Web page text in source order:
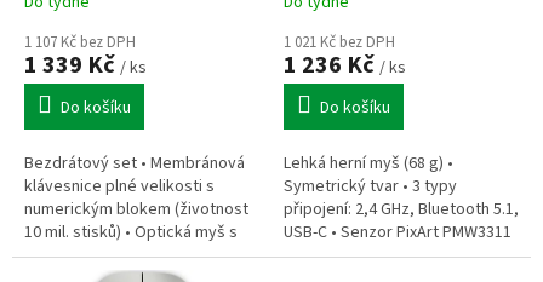
1 107 Kč bez DPH
1 339 Kč / ks
Do košíku
Bezdrátový set • Membránová
klávesnice plné velikosti s
numerickým blokem (životnost
10 mil. stisků) • Optická myš s
rozlišením 4000 DPI a 3 tlačítky •
1 021 Kč bez DPH
1 236 Kč / ks
Do košíku
Lehká herní myš (68 g) •
Symetrický tvar • 3 typy
připojení: 2,4 GHz, Bluetooth 5.1,
USB-C • Senzor PixArt PMW3311
(až 12 000 DPI, 1000 Hz) •